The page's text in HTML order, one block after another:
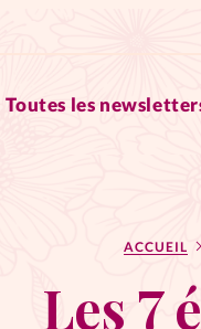
Toutes les
ACCUEIL
Les 7